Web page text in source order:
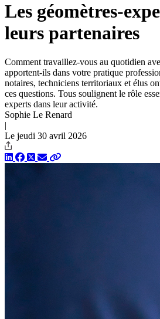
Les
leurs partenaires
Comment travaillez-vous au quotidien
apportent-ils dans votre pratique
notaires, techniciens territoriaux et élus
ces questions. Tous soulignent le rôle
experts dans leur activité.
Sophie Le Renard
|
Le jeudi 30 avril 2026